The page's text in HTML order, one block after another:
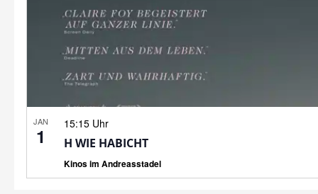
JAN
1
15:15 Uhr
H WIE HABICHT
Kinos im Andreasstadel